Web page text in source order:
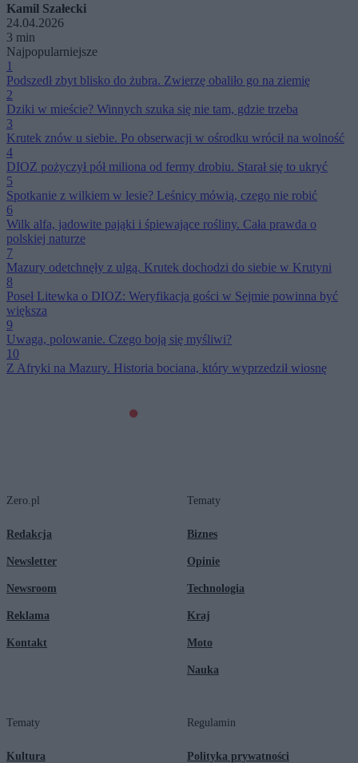
Kamil Szałecki
24.04.2026
3 min
Najpopularniejsze
1
Podszedł zbyt blisko do żubra. Zwierzę obaliło go na ziemię
2
Dziki w mieście? Winnych szuka się nie tam, gdzie trzeba
3
Krutek znów u siebie. Po obserwacji w ośrodku wrócił na wolność
4
DIOZ pożyczył pół miliona od fermy drobiu. Starał się to ukryć
5
Spotkanie z wilkiem w lesie? Leśnicy mówią, czego nie robić
6
Wilk alfa, jadowite pająki i śpiewające rośliny. Cała prawda o
polskiej naturze
7
Mazury odetchnęły z ulgą. Krutek dochodzi do siebie w Krutyni
8
Poseł Litewka o DIOZ: Weryfikacja gości w Sejmie powinna być
większa
9
Uwaga, polowanie. Czego boją się myśliwi?
10
Z Afryki na Mazury. Historia bociana, który wyprzedził wiosnę
Zero.pl
Redakcja
Newsletter
Newsroom
Reklama
Kontakt
Tematy
Biznes
Opinie
Technologia
Kraj
Moto
Nauka
Tematy
Kultura
Regulamin
Polityka prywatności